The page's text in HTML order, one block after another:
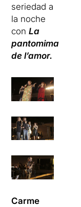
seriedad a
la noche
conLa
pantomima
de l’amor.
Carme